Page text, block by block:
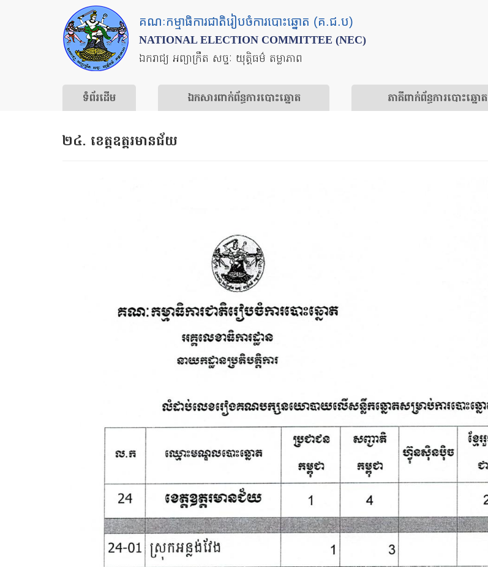
គណៈកម្មាធិការជាតិរៀបចំការបោះឆ្នោត (គ.ជ.ប)
NATIONAL ELECTION COMMITTEE (NEC)
ឯករាជ្យ អព្យាក្រឹត សច្ចៈ យុត្តិធម៌ តម្លាភាព
ទំព័រ​ដើម ឯកសារ​ពាក់ព័ន្ធ​ការ​បោះឆ្នោត ​ភាគីពាក់ព័ន្ធ​​ការ​បោះឆ្នោត
២៤. ខេត្តឧត្ដរមានជ័យ